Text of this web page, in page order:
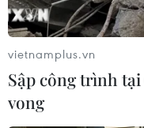
vietnamplus.vn
Sập công trình
vong